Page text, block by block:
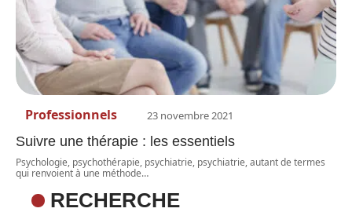
Professionnels 23 novembre 2021
Suivre une thérapie : les essentiels
Psychologie, psychothérapie, psychiatrie, psychiatrie, autant de termes
qui renvoient à une méthode…
RECHERCHE